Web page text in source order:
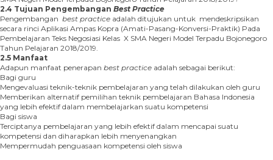
2.4 Tujuan Pengembangan Best Practice
Pengembangan best practice adalah ditujukan untuk mendeskripsikan
secara rinci Aplikasi Ampas Kopra (Amati-Pasang-Konversi-Praktik) Pada
Pembelajaran Teks Negosiasi Kelas X SMA Negeri Model Terpadu Bojonegoro
Tahun Pelajaran 2018/2019.
2.5 Manfaat
Adapun manfaat penerapan best practice adalah sebagai berikut:
Bagi guru
Mengevaluasi teknik-teknik pembelajaran yang telah dilakukan oleh guru
Memberikan alternatif pemilihan teknik pembelajaran Bahasa Indonesia
yang lebih efektif dalam membelajarkan suatu kompetensi
Bagi siswa
Terciptanya pembelajaran yang lebih efektif dalam mencapai suatu
kompetensi dan diharapkan lebih menyenangkan
Mempermudah penguasaan kompetensi oleh siswa